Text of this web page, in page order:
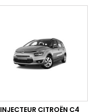
INJECTEUR CITROËN C4